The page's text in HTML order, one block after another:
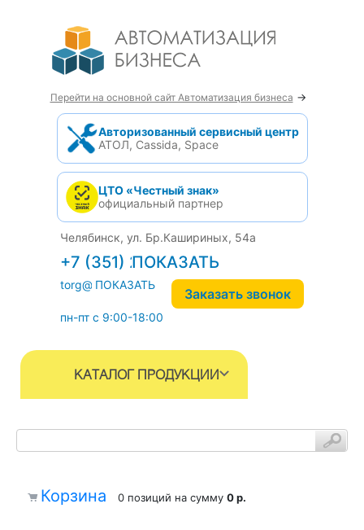
Перейти на основной сайт Автоматизация бизнеса →
Авторизованный сервисный центр
АТОЛ, Cassida, Space
ЦТО «Честный знак»
официальный партнер
Челябинск, ул. Бр.Кашириных, 54а
+7 (351) 242-04-09
torg@1cab.ru
Заказать звонок
пн-пт с 9:00-18:00
КАТАЛОГ ПРОДУКЦИИ
Корзина 0 позиций на сумму 0 р.